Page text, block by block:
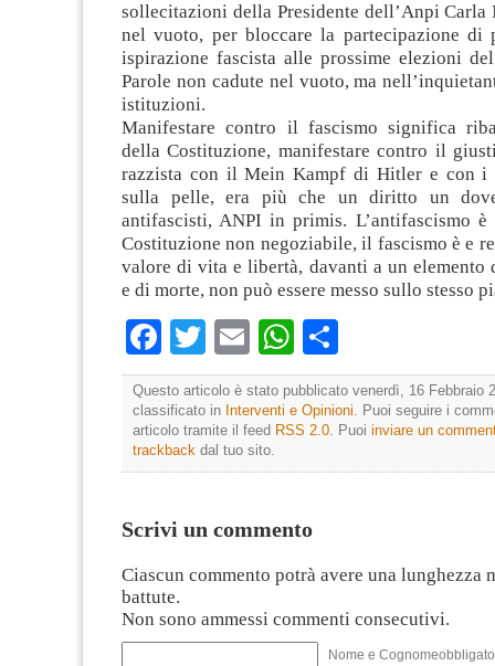
sollecitazioni della Presidente dell’Anpi Carla
nel vuoto, per bloccare la partecipazione di
ispirazione fascista alle prossime elezioni
Parole non cadute nel vuoto, ma
istituzioni.
Manifestare contro il fascismo significa
della Costituzione, manifestare contro il
razzista con il Mein Kampf di Hitler e con i
sulla pelle, era più che un diritto un
antifascisti, ANPI in primis. L’antifascismo
Costituzione non negoziabile, il fascismo è e
valore di vita e libertà, davanti a un elemento
e di morte, non può essere messo sullo stesso
Facebook
TwitterEmailWhatsApp
Questo articolo è stato pubblicato venerdì, 16 Febbraio
classificato in Interventi e Opinioni. Puoi seguire i
articolo tramite il feed RSS 2.0. Puoi inviare un
trackback dal tuo sito.
Scrivi un commento
Ciascun commento potrà avere una lunghezza
battute.
Non sono ammessi commenti consecutivi.
Nome e